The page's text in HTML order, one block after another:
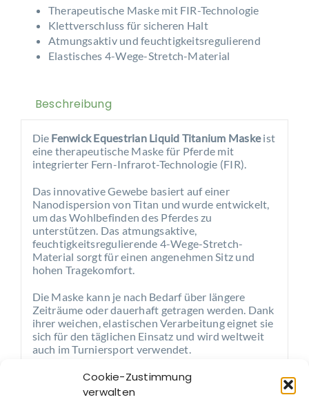
Cookie-Zustimmung
verwalten
Ohren
Menge
Therapeutische Maske mit FIR-Technologie
Klettverschluss für sicheren Halt
Atmungsaktiv und feuchtigkeitsregulierend
Elastisches 4-Wege-Stretch-Material
Beschreibung
Die Fenwick Equestrian Liquid Titanium Maskeist
eine therapeutische Maske für Pferde mit
integrierter Fern-Infrarot-Technologie (FIR).
Das innovative Gewebe basiert auf einer
Nanodispersion von Titan und wurde entwickelt,
um das Wohlbefinden des Pferdes zu
unterstützen. Das atmungsaktive,
feuchtigkeitsregulierende 4-Wege-Stretch-
Material sorgt für einen angenehmen Sitz und
hohen Tragekomfort.
Die Maske kann je nach Bedarf über längere
Zeiträume oder dauerhaft getragen werden. Dank
ihrer weichen, elastischen Verarbeitung eignet sie
sich für den täglichen Einsatz und wird weltweit
auch im Turniersport verwendet.